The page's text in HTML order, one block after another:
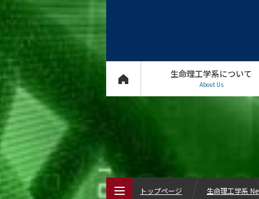
生命理工学系について
About Us
トップページ 生命理工学系